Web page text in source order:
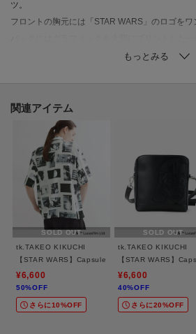
ツ。
フロントの胸元には「STAR WARS」のロゴをワ
カラーによってデザインが異なります。
ブラック（019）：『スター・ウォーズ／ファン
1）』の映画ビジュアルをプリント
ブラックのフロント刺繍ロゴは蓄光糸を使用し
【推奨サイズ】
02サイズ（M）：165～175cm
03サイズ（L）：170～180cm
※標準体型を基にした目安になります。
－ BRAND CONCEPT －
時代を超えて支持されるトラディショナルなア
関連アイテム
SOLD OUT
tk.TAKEO KIKUCHI
【STAR WARS】Capsule Collection 2WAY半袖シ
¥6,600
50%OFF
さらに10%OFF
SOLD OUT
tk.TAKEO KIKUCHI
【STAR WARS】
¥6,600
40%OFF
さらに20%OFF